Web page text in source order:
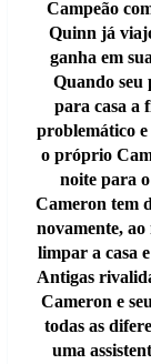
Campeão
Quinn já
ganha em
Quando seu
para casa a
problemático
o próprio
noite para
Cameron tem
novamente,
limpar a casa
Antigas
Cameron e
todas as
uma